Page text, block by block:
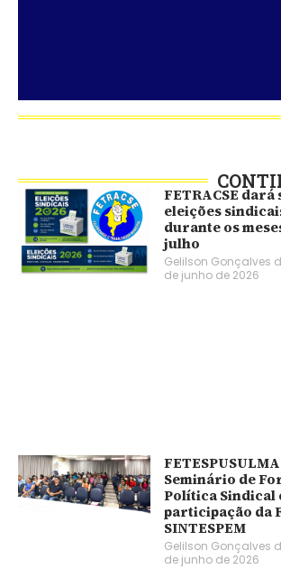
FETRACSE
eleições
durante os
julho
Gelilson Gonçalves
de junho de 2026
Seminário de
Política Sindical
participação da
SINTESPEM
Gelilson Gonçalves
de junho de 2026